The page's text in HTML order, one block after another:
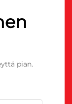
pian.